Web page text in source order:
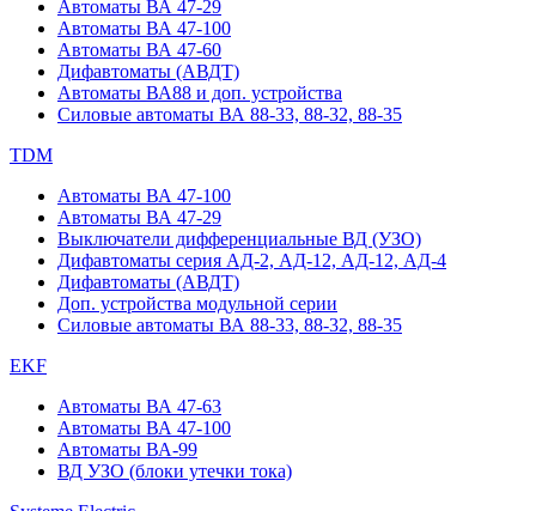
Автоматы ВА 47-29
Автоматы ВА 47-100
Автоматы ВА 47-60
Дифавтоматы (АВДТ)
Автоматы ВА88 и доп. устройства
Силовые автоматы ВА 88-33, 88-32, 88-35
TDM
Автоматы ВА 47-100
Автоматы ВА 47-29
Выключатели дифференциальные ВД (УЗО)
Дифавтоматы серия АД-2, АД-12, АД-12, АД-4
Дифавтоматы (АВДТ)
Доп. устройства модульной серии
Силовые автоматы ВА 88-33, 88-32, 88-35
EKF
Автоматы ВА 47-63
Автоматы ВА 47-100
Автоматы ВА-99
ВД УЗО (блоки утечки тока)